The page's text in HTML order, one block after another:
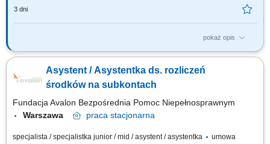
3 dni
pokaż opis
Twój zakres obowiązków: Obsługa recepcji oraz dbanie o jej sprawne
obsługi odwiedzających. Obsługa centrali telefonicznej, odbieranie i
przekierowywanie połączeń. Przyjmowanie, wysyłka i dystrybucja
Asystent / Asystentka ds. rozliczeń
środków na subkontach
Fundacja Avalon Bezpośrednia Pomoc Niepełnosprawnym
Warszawa
praca stacjonarna
specjalista / specjalistka junior / mid / asystent / asystentka
umowa